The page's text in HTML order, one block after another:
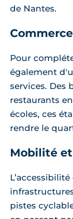
de Nantes.
Pour
également
services. Des
restaurants
écoles, ces
rendre le
Mobilité
pistes